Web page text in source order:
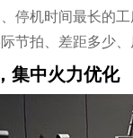
停机时间最长的
拍、差距多少、
集中火力优化